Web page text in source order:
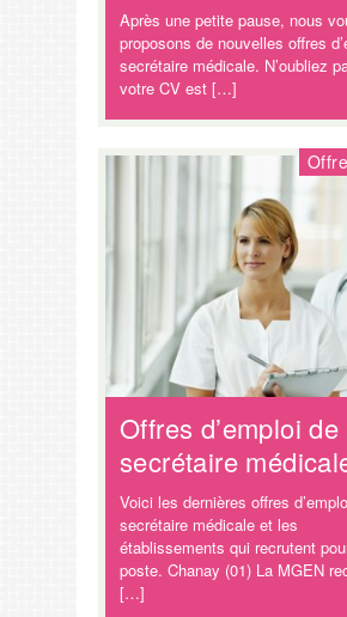
Après une petite pause, nous
proposons de nouvelles offres
secrétaire médicale. N’oubliez
votre CV est […]
Offres d’emploi de
secrétaire
Voici les dernières offres
secrétaire médicale et les
établissements qui recrutent
poste. Chanay (01) La MGEN
[…]